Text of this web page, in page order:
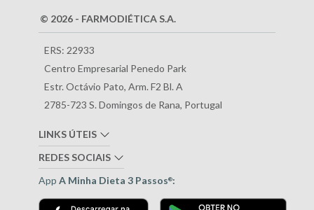
© 2026 - FARMODIÉTICA S.A.
ERS: 22933
Centro Empresarial Penedo Park
Estr. Octávio Pato, Arm. F2 Bl. A
2785-723 S. Domingos de Rana, Portugal
LINKS ÚTEIS
REDES SOCIAIS
App A Minha Dieta 3 Passos®: